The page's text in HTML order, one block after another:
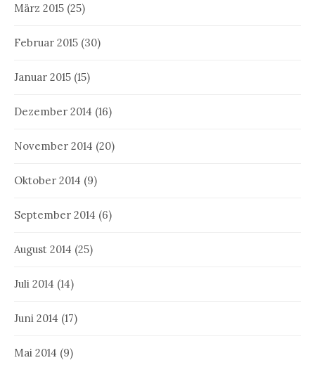
März 2015 (25)
Februar 2015 (30)
Januar 2015 (15)
Dezember 2014 (16)
November 2014 (20)
Oktober 2014 (9)
September 2014 (6)
August 2014 (25)
Juli 2014 (14)
Juni 2014 (17)
Mai 2014 (9)